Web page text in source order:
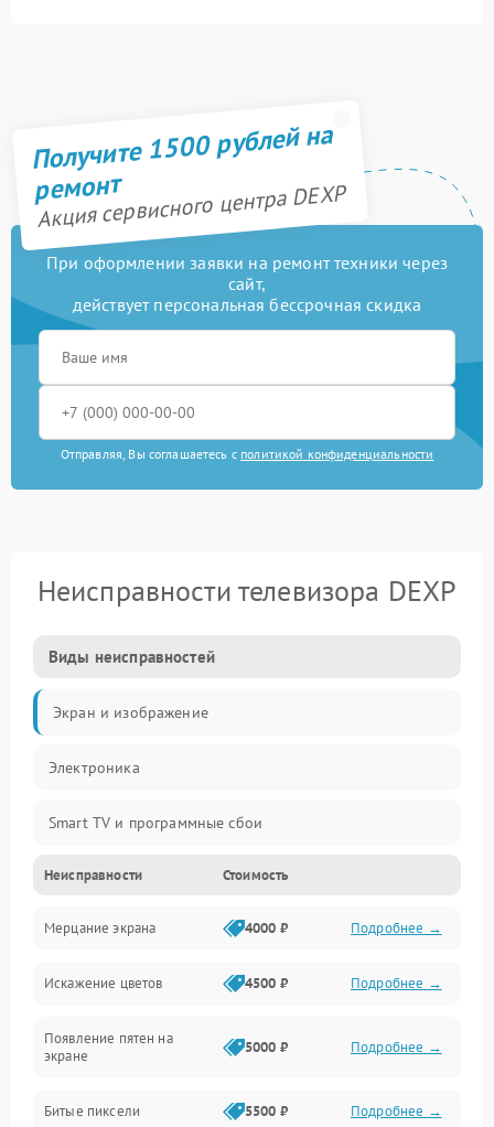
Получите 1500 рублей на
ремонт
Акция сервисного центра DEXP
При оформлении заявки на ремонт техники через
сайт,
действует персональная бессрочная скидка
Отправляя, Вы соглашаетесь с политикой конфиденциальности
Неисправности телевизора DEXP
Виды неисправностей
Экран и изображение
Электроника
Smart TV и программные сбои
Питание и запуск
Подсветка и LED-модули
Звук и аудиосистема
Сигнал и приём каналов
Неисправности Стоимость
Мерцание экрана 4000 ₽ Подробнее →
Искажение цветов 4500 ₽ Подробнее →
Появление пятен на
экране
5000 ₽ Подробнее →
Битые пиксели 5500 ₽ Подробнее →